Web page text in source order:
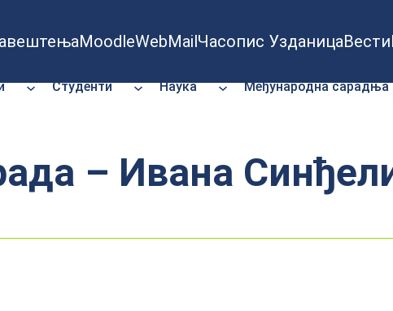
MoodleWebMailЧасопис УзданицаВести
Студенти Наука Међународна сарадња
– Ивана